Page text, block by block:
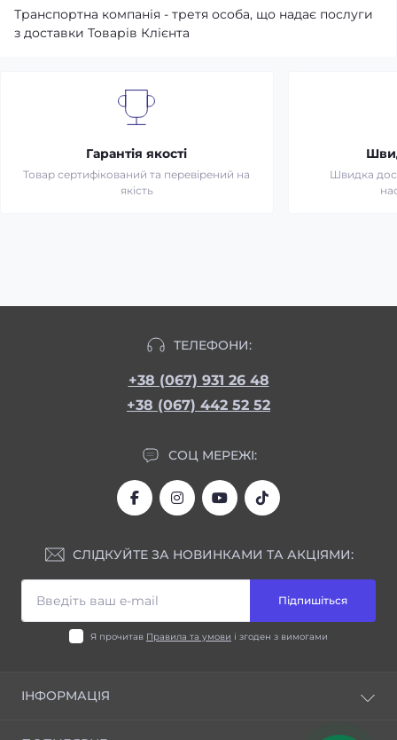
Транспортна компанія - третя особа, що надає послуги
з доставки Товарів Клієнта
Гарантія якості
Товар сертифікований та перевірений на
якість
Швидка
ТЕЛЕФОНИ:
+38 (067) 931 26 48
+38 (067) 442 52 52
СОЦ МЕРЕЖІ:
СЛІДКУЙТЕ ЗА НОВИНКАМИ ТА АКЦІЯМИ:
Підпишіться
Я прочитав Правила та умови і згоден з вимогами
ІНФОРМАЦІЯ